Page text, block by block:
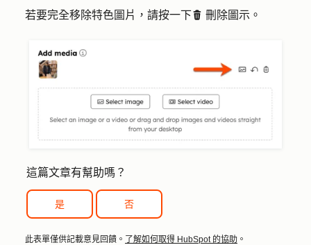
若要完全移除特色圖片，請按一下delete 刪除圖示 。
這篇文章有幫助嗎？
是 否
此表單僅供記載意見回饋。 了解如何取得 HubSpot 的協助 。